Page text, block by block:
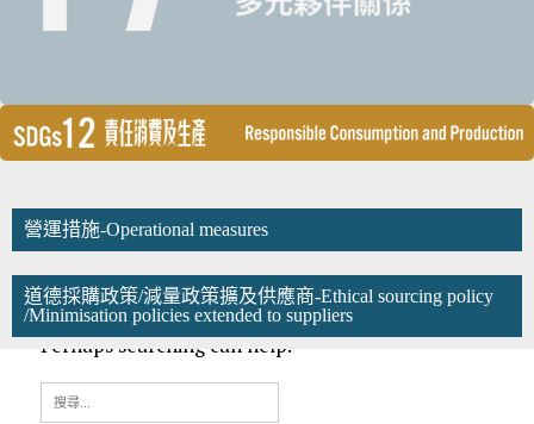
營運措施-Operational measures
道德採購政策/減量政策擴及供應商-Ethical sourcing policy​
/Minimisation policies extended to suppliers